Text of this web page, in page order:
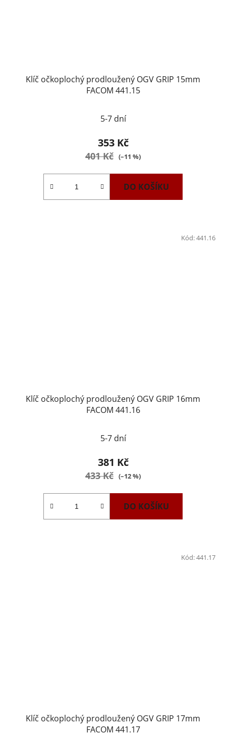
Klíč očkoplochý prodloužený OGV GRIP 15mm
FACOM 441.15
5-7 dní
353 Kč
401 Kč (–11 %)
DO KOŠÍKU
Klíč očkoplochý prodloužený OGV GRIP 16mm
FACOM 441.16
5-7 dní
381 Kč
433 Kč (–12 %)
DO KOŠÍKU
Kód:441.16
Klíč očkoplochý prodloužený OGV GRIP 17mm
FACOM 441.17
Kód:441.17